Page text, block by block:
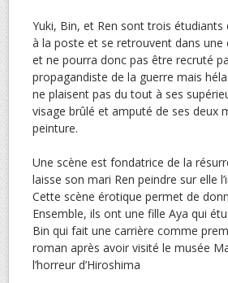
Yuki, Bin, et Ren sont trois étudiants
à la poste et se retrouvent dans
et ne pourra donc pas être recruté
propagandiste de la guerre mais
ne plaisent pas du tout à ses
visage brûlé et amputé de ses deux
peinture.
Une scène est fondatrice de la
laisse son mari Ren peindre sur elle
Cette scène érotique permet de
Ensemble, ils ont une fille Aya qui
Bin qui fait une carrière comme
roman après avoir visité le musée
l’horreur d’Hiroshima